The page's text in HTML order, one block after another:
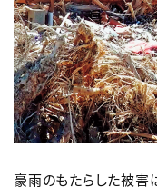
豪雨のもたらした被害